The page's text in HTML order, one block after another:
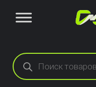
Поиск товаров